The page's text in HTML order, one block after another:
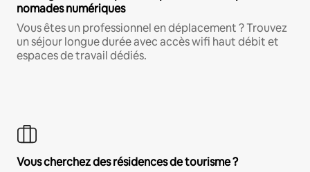
nomades numériques
Vous êtes un professionnel en déplacement ? Trouvez
un séjour longue durée avec accès wifi haut débit et
espaces de travail dédiés.
Vous cherchez des résidences de tourisme ?